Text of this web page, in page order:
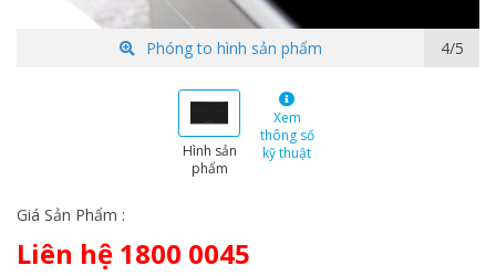
Phóng to hình sản phẩm 5/5
Hình sản
phẩm
Xem
thông số
kỹ thuật
Giá Sản Phẩm :
Liên hệ 1800 0045